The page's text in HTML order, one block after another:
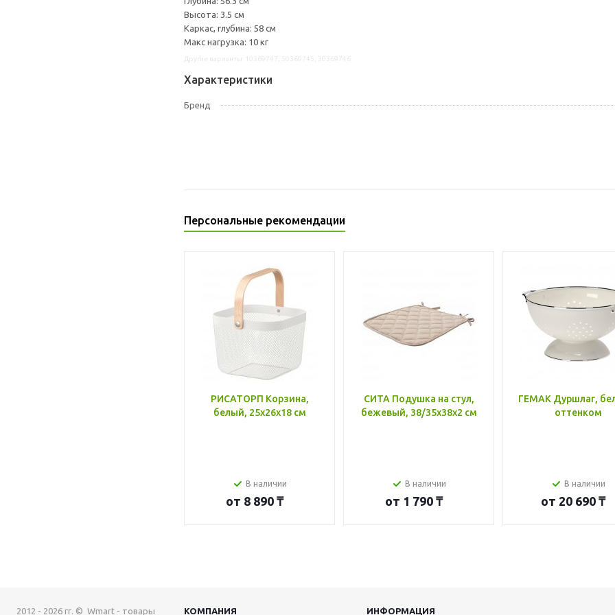
Высота: 3.5 см
Каркас, глубина: 58 см
Макс нагрузка: 10 кг
Характеристики
Бренд
Персональные рекомендации
РИСАТОРП Корзина,
белый, 25x26x18 см
В наличии
от 8 890 ₸
СИТА Подушка на стул,
бежевый, 38/35x38x2 см
В наличии
от 1 790 ₸
ГЕМАК Дуршлаг,
оттенком
В наличии
от 20 690 ₸
2012 - 2026 гг. © Wmart - товары КОМПАНИЯ ИНФОРМАЦИЯ